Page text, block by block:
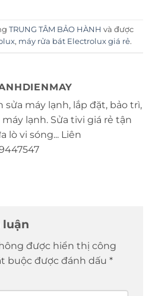
TRUNG TÂM BẢO HÀNH và được
, máy rửa bát Electrolux giá rẻ.
sửa máy lạnh, lắp đặt, bảo trì,
lạnh. Sửa tivi giá rẻ tận
lò vi sóng... Liên
được hiển thị công
buộc được đánh dấu *